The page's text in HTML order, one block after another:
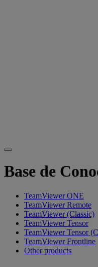
Base de
TeamViewer ONE
TeamViewer Remote
TeamViewer (Classic)
TeamViewer Tensor
TeamViewer Tensor
TeamViewer Frontline
Other products